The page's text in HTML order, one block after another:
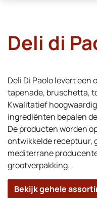
Deli di
Deli Di Paolo levert een
tapenade, bruschetta,
Kwalitatief
ingrediënten bepalen
De producten worden
ontwikkelde receptuur,
mediterrane
grootverpakking.
Bekijk gehele